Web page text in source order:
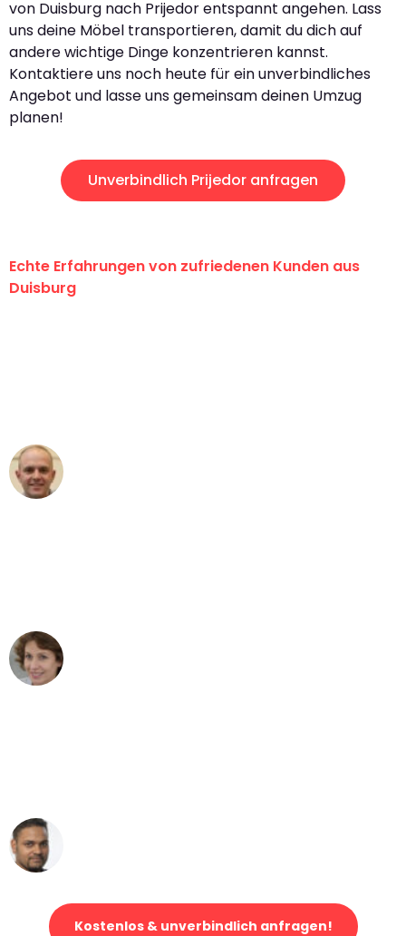
von Duisburg nach Prijedor entspannt angehen. Lass
uns deine Möbel transportieren, damit du dich auf
andere wichtige Dinge konzentrieren kannst.
Kontaktiere uns noch heute für ein unverbindliches
Angebot und lasse uns gemeinsam deinen Umzug
planen!
Unverbindlich Prijedor anfragen
Echte Erfahrungen von zufriedenen Kunden aus
Duisburg
Kostenlos & unverbindlich anfragen!